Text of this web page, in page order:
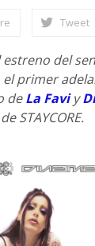
Tweet
del
el primer
deLa Faviy
STAYCORE.